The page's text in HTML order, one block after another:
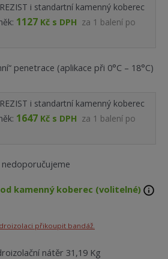
i standartní kamenný koberec
1127 Kč s DPH za 1 balení po
penetrace (aplikace při 0°C – 18°C)
i standartní kamenný koberec
1647 Kč s DPH za 1 balení po
kamenný koberec (volitelné)
přikoupit bandáž.
nátěr 31,19 Kg